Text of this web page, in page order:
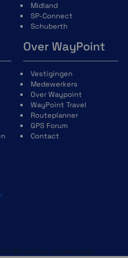
Midland
SP-Connect
Schuberth
Over WayPoint
Vestigingen
Medewerkers
Over Waypoint
WayPoint Travel
Routeplanner
GPS Forum
Contact
Alle rechten voorbehouden.